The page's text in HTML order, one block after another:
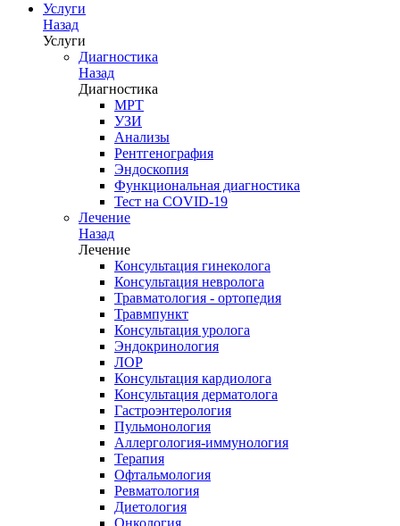
Услуги
Назад
Услуги
Диагностика
Назад
Диагностика
МРТ
УЗИ
Анализы
Рентгенография
Эндоскопия
Функциональная диагностика
Тест на COVID-19
Лечение
Назад
Лечение
Консультация гинеколога
Консультация невролога
Травматология - ортопедия
Травмпункт
Консультация уролога
Эндокринология
ЛОР
Консультация кардиолога
Консультация дерматолога
Гастроэнтерология
Пульмонология
Аллергология-иммунология
Терапия
Офтальмология
Ревматология
Диетология
Онкология